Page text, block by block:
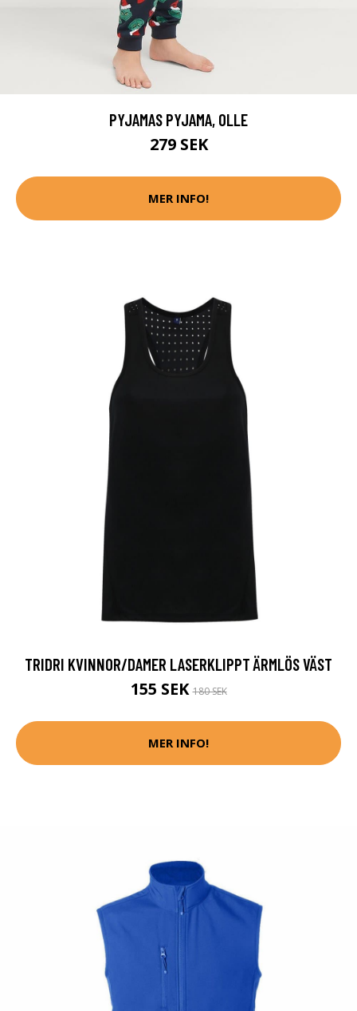
PYJAMAS PYJAMA, OLLE
279 SEK
MER INFO!
TRIDRI KVINNOR/DAMER LASERKLIPPT ÄRMLÖS VÄST
155 SEK180 SEK
MER INFO!